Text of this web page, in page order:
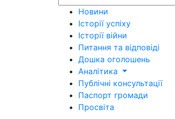
Новини
Історії успіху
Історії війни
Питання та відповіді
Дошка оголошень
Аналітика
Публічні консультації
Паспорт громади
Просвіта